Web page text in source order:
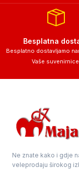
Besplatna
Besplatno dostavljamo
Vaše
Ne znate kako i gdje
veleprodaju širokog